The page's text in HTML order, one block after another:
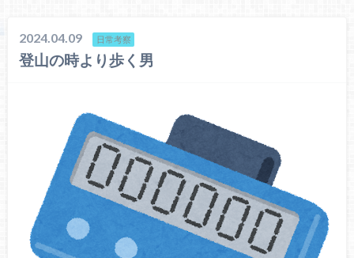
2024.04.09 日常考察
登山の時より歩く男